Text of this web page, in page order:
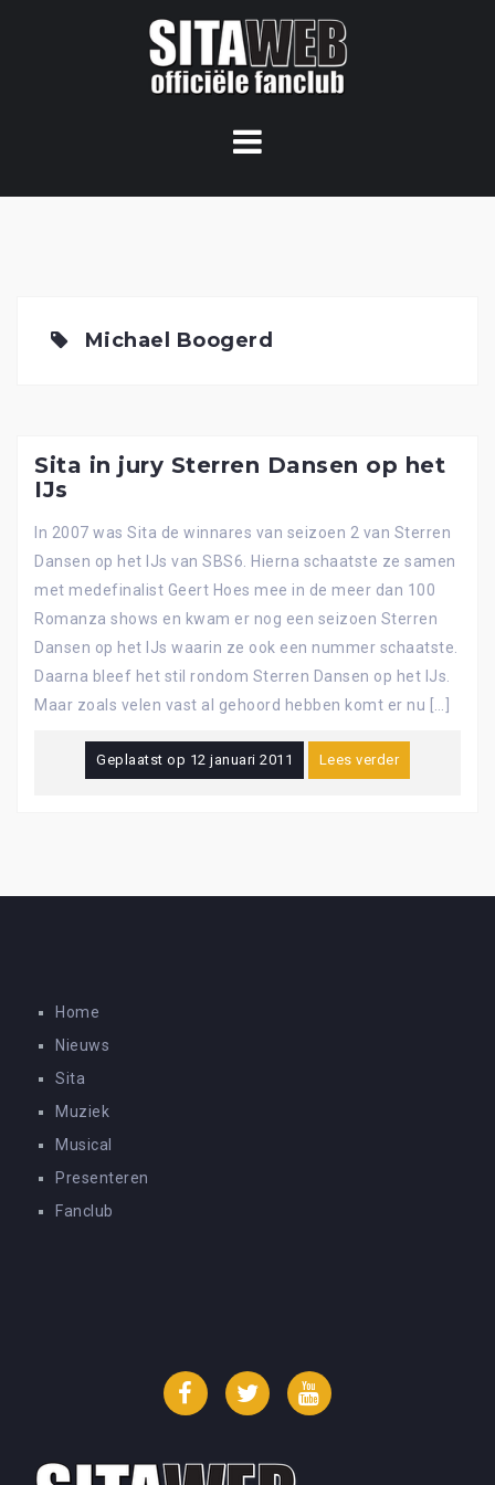
Michael Boogerd
Sita in jury Sterren Dansen op het
IJs
In 2007 was Sita de winnares van seizoen 2 van Sterren
Dansen op het IJs van SBS6. Hierna schaatste ze samen
met medefinalist Geert Hoes mee in de meer dan 100
Romanza shows en kwam er nog een seizoen Sterren
Dansen op het IJs waarin ze ook een nummer schaatste.
Daarna bleef het stil rondom Sterren Dansen op het IJs.
Maar zoals velen vast al gehoord hebben komt er nu […]
Geplaatst op 12 januari 2011 Lees verder
Home
Nieuws
Sita
Muziek
Musical
Presenteren
Fanclub
FacebookTwitter YouTube